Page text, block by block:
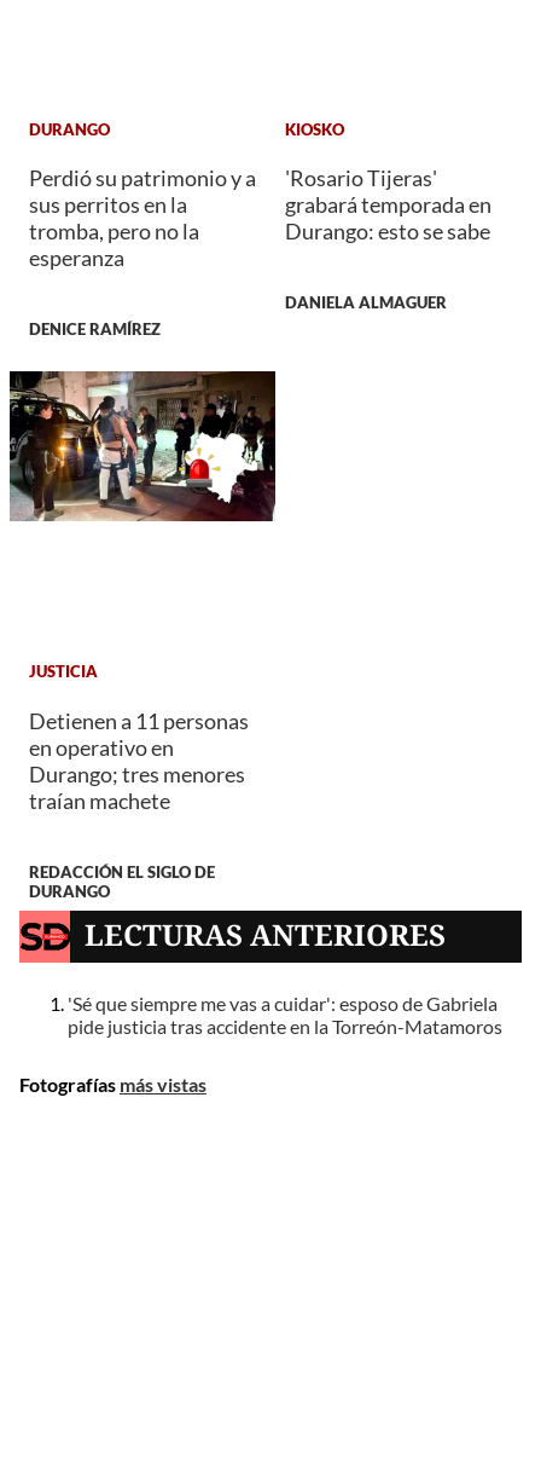
DURANGO
Perdió su patrimonio y a
sus perritos en la
tromba, pero no la
esperanza
DENICE RAMÍREZ
KIOSKO
'Rosario Tijeras'
grabará temporada en
Durango: esto se sabe
DANIELA ALMAGUER
JUSTICIA
Detienen a 11 personas
en operativo en
Durango; tres menores
traían machete
REDACCIÓN EL SIGLO DE
DURANGO
LECTURAS ANTERIORES
'Sé que siempre me vas a cuidar': esposo de Gabriela
pide justicia tras accidente en la Torreón-Matamoros
Fotografías más vistas